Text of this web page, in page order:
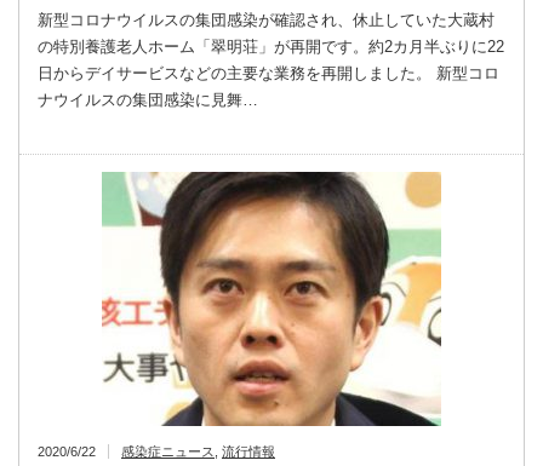
新型コロナウイルスの集団感染が確認され、休止していた大蔵村
の特別養護老人ホーム「翠明荘」が再開です。約2カ月半ぶりに22
日からデイサービスなどの主要な業務を再開しました。 新型コロ
ナウイルスの集団感染に見舞…
2020/6/22 感染症ニュース 流行情報